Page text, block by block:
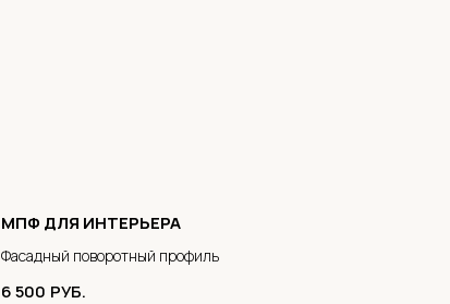
МПФ ДЛЯ ИНТЕРЬЕРА
Фасадный поворотный профиль
6 500 РУБ.